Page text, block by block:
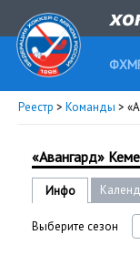
Реестр > Команды >
«Авангард»
Инфо
Выберите сезон